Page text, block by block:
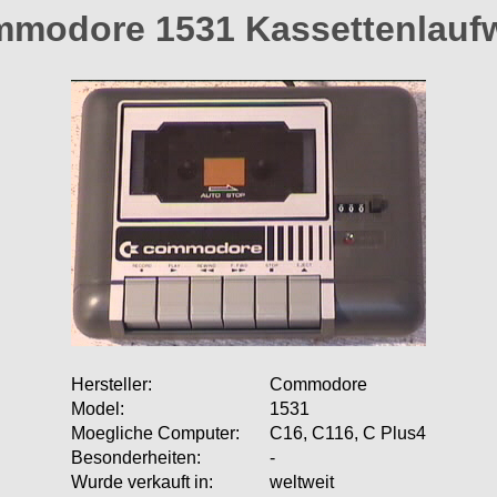
1531
Hersteller:
Commodore
Model:
1531
Moegliche Computer:
C16, C116, C Plus4
Besonderheiten:
-
Wurde verkauft in:
weltweit